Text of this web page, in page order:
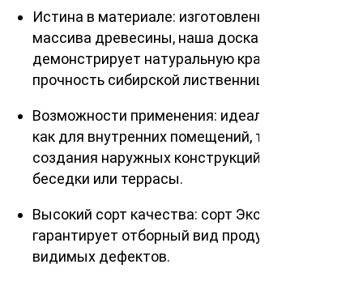
Истина в материале: изготовленная из одного
массива древесины, наша доска прекрасно
демонстрирует натуральную красоту и
прочность сибирской лиственницы.
Возможности применения: идеально подходит
как для внутренних помещений, так и для
создания наружных конструкций, таких как
беседки или террасы.
Высокий сорт качества: сорт Экстра
гарантирует отборный вид продукта без
видимых дефектов.